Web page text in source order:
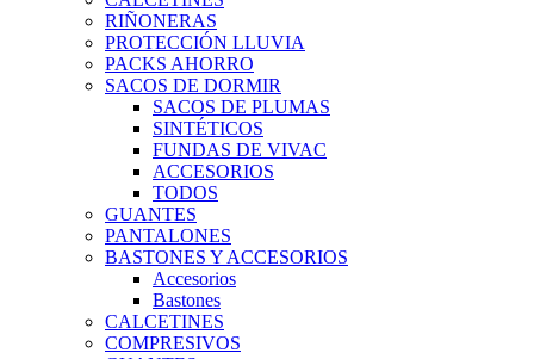
RIÑONERAS
PROTECCIÓN LLUVIA
PACKS AHORRO
SACOS DE DORMIR
SACOS DE PLUMAS
SINTÉTICOS
FUNDAS DE VIVAC
ACCESORIOS
TODOS
GUANTES
PANTALONES
BASTONES Y ACCESORIOS
Accesorios
Bastones
CALCETINES
COMPRESIVOS